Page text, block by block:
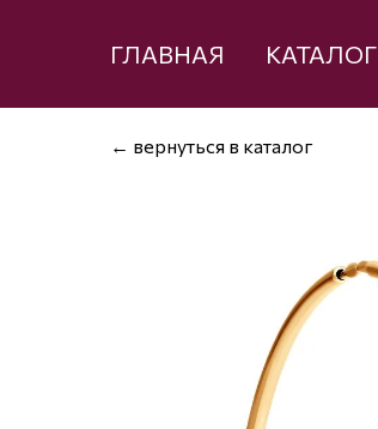
ГЛАВНАЯ КАТАЛОГ
← вернуться в каталог